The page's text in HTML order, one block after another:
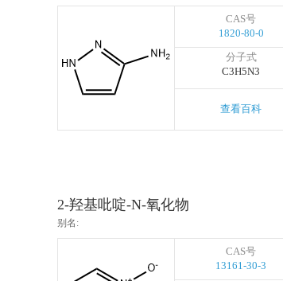
CAS号
1820-80-0
分子式
C3H5N3
查看百科
2-羟基吡啶-N-氧化物
别名:
CAS号
13161-30-3